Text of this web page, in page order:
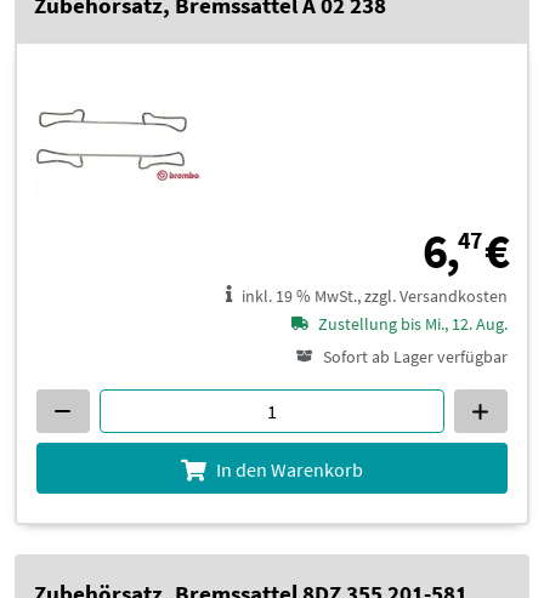
6,47€
inkl. 19 % MwSt., zzgl. Versandkosten
Zustellung bis Mi., 12. Aug.
Sofort ab Lager verfügbar
In den Warenkorb